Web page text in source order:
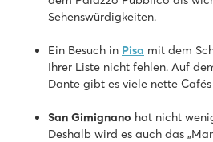
Sehenswürdigkeiten.
Ein Besuch in Pisa mit dem
Ihrer Liste nicht fehlen. Auf
Dante gibt es viele nette
San Gimignano hat nicht
Deshalb wird es auch das